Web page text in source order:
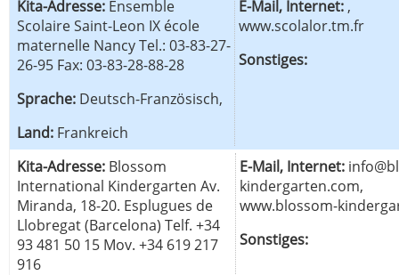
Kita-Adresse: Ensemble
Scolaire Saint-Leon IX école
maternelle Nancy Tel.: 03-83-27-
26-95 Fax: 03-83-28-88-28
Sprache: Deutsch-Französisch,
Land: Frankreich
E-Mail, Internet: ,
www.scolalor.tm.fr
Sonstiges:
Kita-Adresse: Blossom
International Kindergarten Av.
Miranda, 18-20. Esplugues de
Llobregat (Barcelona) Telf. +34
93 481 50 15 Mov. +34 619 217
916
E-Mail, Internet:
kindergarten.com,
www.blossom-
Sonstiges: